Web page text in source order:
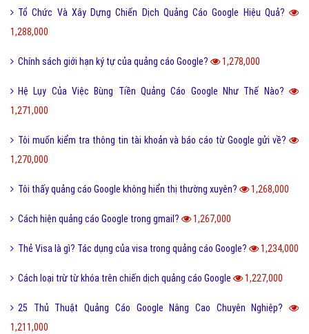
Tổ Chức Và Xây Dựng Chiến Dịch Quảng Cáo Google Hiệu Quả?
1,288,000
Chính sách giới hạn ký tự của quảng cáo Google? 1,278,000
Hệ Lụy Của Việc Bùng Tiền Quảng Cáo Google Như Thế Nào?
1,271,000
Tôi muốn kiểm tra thông tin tài khoản và báo cáo từ Google gửi về?
1,270,000
Tôi thấy quảng cáo Google không hiển thị thường xuyên? 1,268,000
Cách hiện quảng cáo Google trong gmail? 1,267,000
Thẻ Visa là gì? Tác dụng của visa trong quảng cáo Google? 1,234,000
Cách loại trừ từ khóa trên chiến dịch quảng cáo Google 1,227,000
25 Thủ Thuật Quảng Cáo Google Nâng Cao Chuyên Nghiệp?
1,211,000